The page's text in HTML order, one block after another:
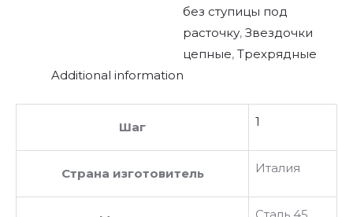
без ступицы под
расточку,Звездочки
цепные,Трехрядные
Additional information
Шаг 1
Страна изготовитель Италия